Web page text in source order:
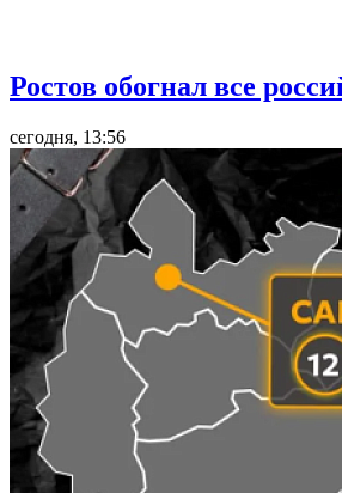
Ростов обогнал все
сегодня, 13:56